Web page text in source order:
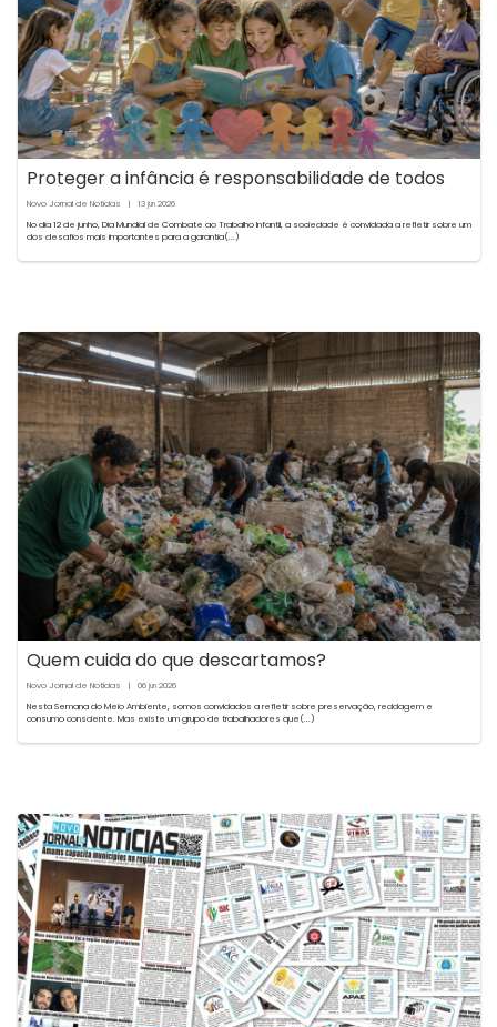
Proteger a infância é responsabilidade de todos
Novo Jornal de Notícias | 13 jun2026
No dia 12 de junho, Dia Mundial de Combate ao Trabalho Infantil, a sociedade é convidada a refletir sobre um
dos desafios mais importantes para a garantia(...)
Quem cuida do que descartamos?
Novo Jornal de Notícias | 06 jun2026
Nesta Semana do Meio Ambiente, somos convidados a refletir sobre preservação, reciclagem e
consumo consciente. Mas existe um grupo de trabalhadores que(...)